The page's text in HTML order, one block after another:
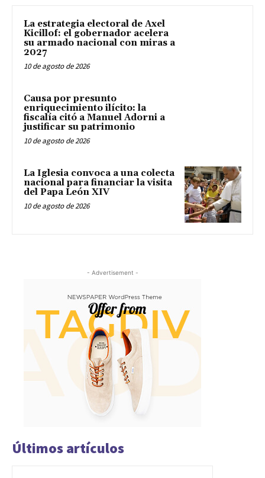
La estrategia electoral de Axel
Kicillof: el gobernador acelera
su armado nacional con miras a
2027
10 de agosto de 2026
Causa por presunto
enriquecimiento ilícito: la
fiscalía citó a Manuel Adorni a
justificar su patrimonio
10 de agosto de 2026
La Iglesia convoca a una colecta
nacional para financiar la visita
del Papa León XIV
10 de agosto de 2026
- Advertisement -
Últimos artículos